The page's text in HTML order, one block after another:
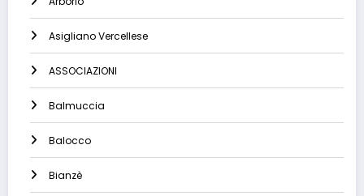
Asigliano Vercellese
ASSOCIAZIONI
Balmuccia
Balocco
Bianzè